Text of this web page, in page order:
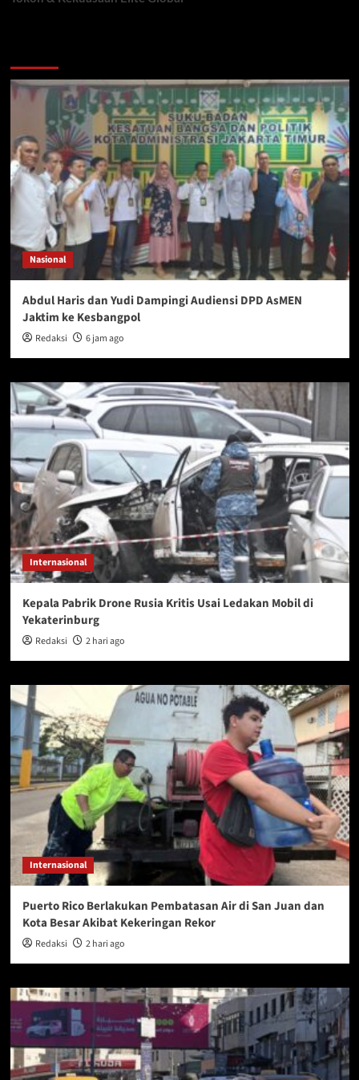
Nasional
Abdul Haris dan Yudi Dampingi Audiensi DPD AsMEN
Jaktim ke Kesbangpol
Redaksi 6 jam ago
Internasional
Kepala Pabrik Drone Rusia Kritis Usai Ledakan Mobil di
Yekaterinburg
Redaksi 2 hari ago
Internasional
Puerto Rico Berlakukan Pembatasan Air di San Juan dan
Kota Besar Akibat Kekeringan Rekor
Redaksi 2 hari ago